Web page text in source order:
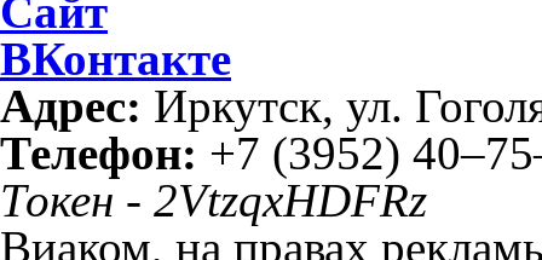
Сайт
ВКонтакте
Адрес: Иркутск, ул.
Телефон: +7 (3952)
Токен - 2VtzqxHDFRz
Виаком, на правах